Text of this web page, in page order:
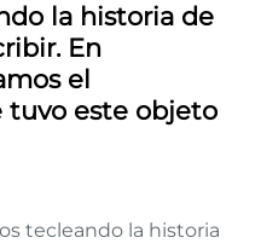
la historia de
En
el
este objeto
tecleando la historia